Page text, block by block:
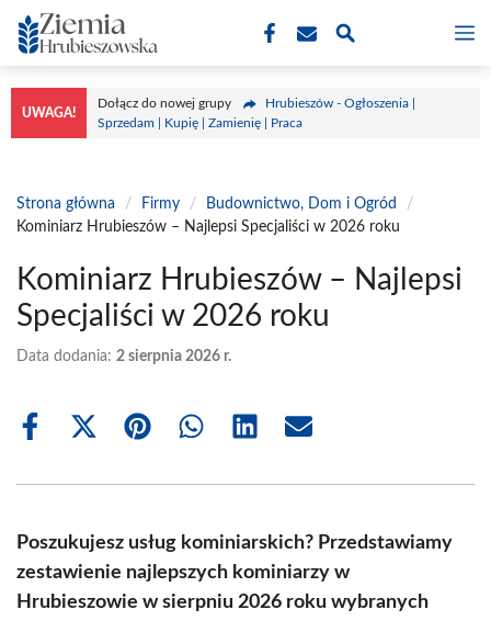
Przejdź
do
treści
UWAGA!
Dołącz do nowej grupy
Hrubieszów - Ogłoszenia |
Sprzedam | Kupię | Zamienię | Praca
Strona główna / Firmy / Budownictwo, Dom i Ogród
/
Kominiarz Hrubieszów – Najlepsi Specjaliści w 2026 roku
Kominiarz Hrubieszów – Najlepsi
Specjaliści w 2026 roku
Data dodania: 2 sierpnia 2026 r.
Share
Share
(Twitter)
Share Share Share Share
Poszukujesz usług kominiarskich? Przedstawiamy
zestawienie najlepszych kominiarzy w
Hrubieszowie w sierpniu 2026 roku wybranych